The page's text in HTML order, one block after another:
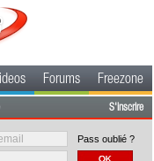
Forums Freezone
S'inscrire
Pass oublié ?